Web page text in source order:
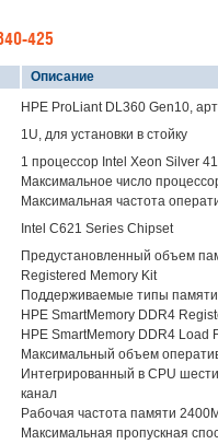
425
Описание
HPE ProLiant DL360 Gen10,
1U, для установки в стойку
1 процессор Intel Xeon Silver
Максимальное число
Максимальная частота
Intel C621 Series Chipset
Предустановленный объем
Registered Memory Kit
Поддерживаемые типы
HPE SmartMemory DDR4
HPE SmartMemory DDR4 Load
Максимальный объем
Интегрированный в CPU
канал
Рабочая частота памяти
Максимальная пропускная